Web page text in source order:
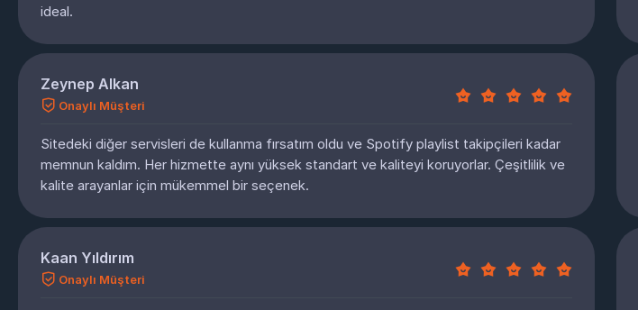
ideal.
Zeynep Alkan
Onaylı Müşteri
Sitedeki diğer servisleri de kullanma fırsatım oldu ve Spotify playlist takipçileri kadar
memnun kaldım. Her hizmette aynı yüksek standart ve kaliteyi koruyorlar. Çeşitlilik ve
kalite arayanlar için mükemmel bir seçenek.
Kaan Yıldırım
Onaylı Müşteri